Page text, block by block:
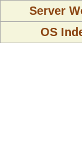
Server
OS